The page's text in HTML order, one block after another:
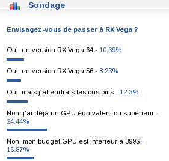
Sondage
Envisagez-vous de passer à RX Vega ?
Oui, en version RX Vega 64 - 10.39%
Oui, en version RX Vega 56 - 8.23%
Oui, mais j'attendrais les customs - 12.3%
Non, j'ai déjà un GPU équivalent ou supérieur -
24.44%
Non, mon budget GPU est inférieur à 399$ -
16.87%